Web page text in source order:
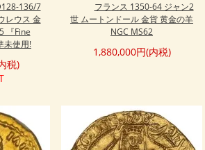
136/7
レウス 金
『Fine
未使用!
税)
フランス 1350-64 ジャン2
世 ムートンドール 金貨 黄金の羊
NGC MS62
1,880,000円(内税)